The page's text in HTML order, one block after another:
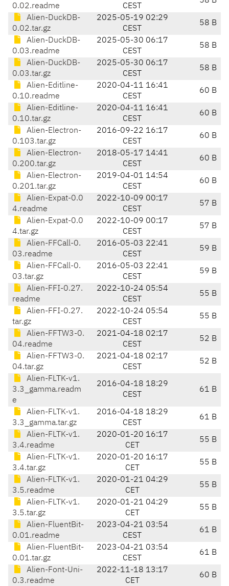
0.02.readme CEST
Alien-DuckDB-
0.02.tar.gz
2025-05-19 02:29
CEST
58 B
Alien-DuckDB-
0.03.readme
2025-05-30 06:17
CEST
58 B
Alien-DuckDB-
0.03.tar.gz
2025-05-30 06:17
CEST
58 B
Alien-Editline-
0.10.readme
2020-04-11 16:41
CEST
60 B
Alien-Editline-
0.10.tar.gz
2020-04-11 16:41
CEST
60 B
Alien-Electron-
0.103.tar.gz
2016-09-22 16:17
CEST
60 B
Alien-Electron-
0.200.tar.gz
2018-05-17 14:41
CEST
60 B
Alien-Electron-
0.201.tar.gz
2019-04-01 14:54
CEST
60 B
Alien-Expat-0.0
4.readme
2022-10-09 00:17
CEST
57 B
Alien-Expat-0.0
4.tar.gz
2022-10-09 00:17
CEST
57 B
Alien-FFCall-0.
03.readme
2016-05-03 22:41
CEST
59 B
Alien-FFCall-0.
03.tar.gz
2016-05-03 22:41
CEST
59 B
Alien-FFI-0.27.
readme
2022-10-24 05:54
CEST
55 B
Alien-FFI-0.27.
tar.gz
2022-10-24 05:54
CEST
55 B
Alien-FFTW3-0.
04.readme
2021-04-18 02:17
CEST
52 B
Alien-FFTW3-0.
04.tar.gz
2021-04-18 02:17
CEST
52 B
Alien-FLTK-v1.
3.3_gamma.readm
e
2016-04-18 18:29
CEST
61 B
Alien-FLTK-v1.
3.3_gamma.tar.gz
2016-04-18 18:29
CEST
61 B
Alien-FLTK-v1.
3.4.readme
2020-01-20 16:17
CET
55 B
Alien-FLTK-v1.
3.4.tar.gz
2020-01-20 16:17
CET
55 B
Alien-FLTK-v1.
3.5.readme
2020-01-21 04:29
CET
55 B
Alien-FLTK-v1.
3.5.tar.gz
2020-01-21 04:29
CET
55 B
Alien-FluentBit-
0.01.readme
2023-04-21 03:54
CEST
61 B
Alien-FluentBit-
0.01.tar.gz
2023-04-21 03:54
CEST
61 B
Alien-Font-Uni-
0.3.readme
2022-11-18 13:17
CET
60 B